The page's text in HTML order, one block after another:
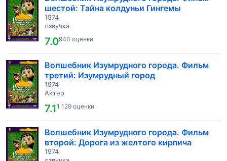
шестой: Тайна колдуньи Гингемы
1974
озвучка
7.0940 оценки
Волшебник Изумрудного города. Фильм
третий: Изумрудный город
1974
Актер
7.11 129 оценки
Волшебник Изумрудного города. Фильм
второй: Дорога из желтого кирпича
1974